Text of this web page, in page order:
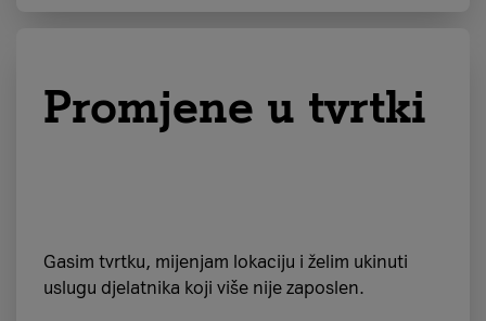
Promjene u tvrtki
Gasim tvrtku, mijenjam lokaciju i želim ukinuti
uslugu djelatnika koji više nije zaposlen.